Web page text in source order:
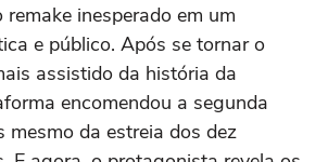
inesperado em um
e público. Após se tornar o
assistido da história da
encomendou a segunda
mesmo da estreia dos dez